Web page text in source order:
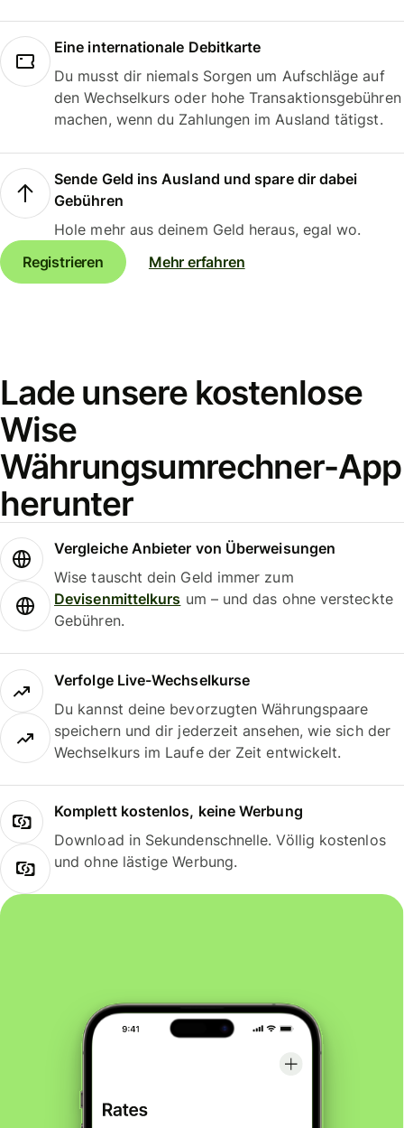
Eine internationale Debitkarte
Du musst dir niemals Sorgen um Aufschläge auf
den Wechselkurs oder hohe Transaktionsgebühren
machen, wenn du Zahlungen im Ausland tätigst.
Sende Geld ins Ausland und spare dir dabei
Gebühren
Hole mehr aus deinem Geld heraus, egal wo.
Registrieren
Mehr erfahren
Lade unsere kostenlose
Wise
Währungsumrechner-App
herunter
Vergleiche Anbieter von Überweisungen
Wise tauscht dein Geld immer zum
Devisenmittelkurs um – und das ohne versteckte
Gebühren.
Verfolge Live-Wechselkurse
Du kannst deine bevorzugten Währungspaare
speichern und dir jederzeit ansehen, wie sich der
Wechselkurs im Laufe der Zeit entwickelt.
Komplett kostenlos, keine Werbung
Download in Sekundenschnelle. Völlig kostenlos
und ohne lästige Werbung.